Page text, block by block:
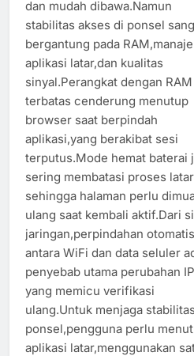
dan mudah dibawa.Namun
stabilitas akses di ponsel
bergantung pada
aplikasi latar,dan kualitas
sinyal.Perangkat dengan RAM
terbatas cenderung menutup
browser saat berpindah
aplikasi,yang berakibat sesi
terputus.Mode hemat baterai
sering membatasi proses latar
sehingga halaman perlu
ulang saat kembali aktif.Dari
jaringan,perpindahan otomatis
antara WiFi dan data seluler
penyebab utama perubahan IP
yang memicu verifikasi
ulang.Untuk menjaga
ponsel,pengguna perlu
aplikasi latar,menggunakan